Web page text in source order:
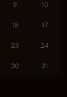
9 10
16 17
23 24
30 31